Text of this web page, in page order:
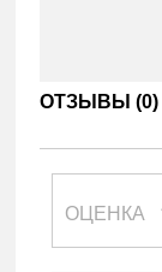
ОТЗЫВЫ (0)
ОЦЕНКА